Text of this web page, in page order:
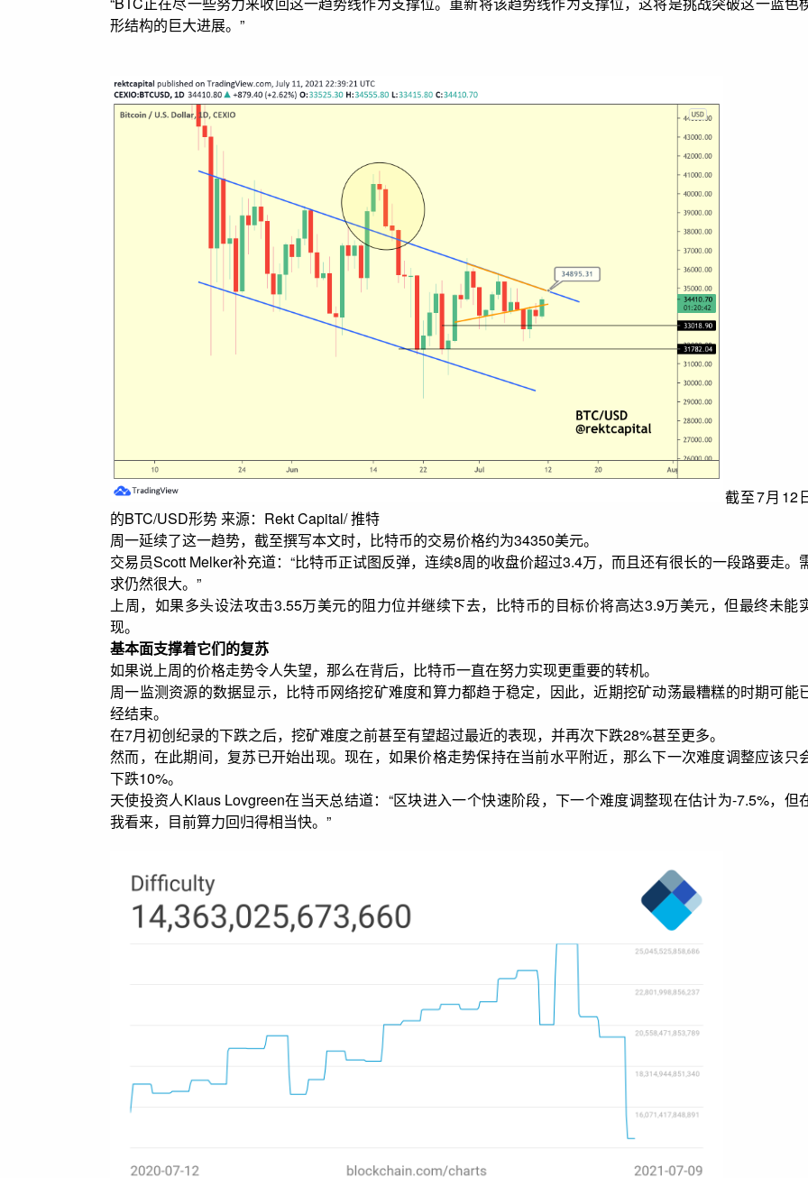
形结构的巨大进展。”
截至7月12
的BTC/USD形势 来源：Rekt Capital/ 推特
周一延续了这一趋势，截至撰写本文时，比特币的交易价格约为34350美元。
交易员Scott Melker补充道：“比特币正试图反弹，连续8周的收盘价超过3.4万，而且还有很长的一段路要走。
求仍然很大。”
上周，如果多头设法攻击3.55万美元的阻力位并继续下去，比特币的目标价将高达3.9万美元，但最终未能
现。
基本面支撑着它们的复苏
如果说上周的价格走势令人失望，那么在背后，比特币一直在努力实现更重要的转机。
周一监测资源的数据显示，比特币网络挖矿难度和算力都趋于稳定，因此，近期挖矿动荡最糟糕的时期可能
经结束。
在7月初创纪录的下跌之后，挖矿难度之前甚至有望超过最近的表现，并再次下跌28%甚至更多。
然而，在此期间，复苏已开始出现。现在，如果价格走势保持在当前水平附近，那么下一次难度调整应该只
下跌10%。
天使投资人Klaus Lovgreen在当天总结道：“区块进入一个快速阶段，下一个难度调整现在估计为-7.5%，但
我看来，目前算力回归得相当快。”